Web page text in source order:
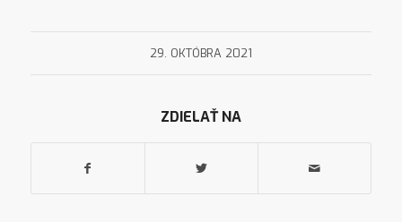
29. OKTÓBRA 2021
ZDIELAŤ NA